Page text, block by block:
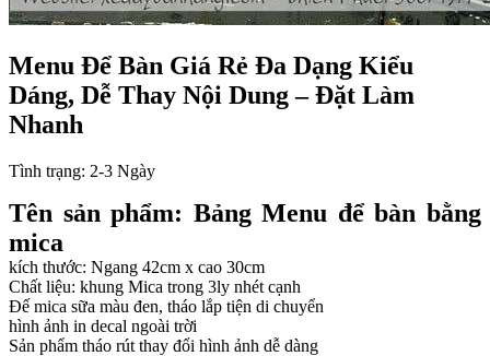
Menu Để Bàn Giá Rẻ Đa Dạng Kiểu
Dáng, Dễ Thay Nội Dung – Đặt Làm
Nhanh
Tình trạng: 2-3 Ngày
Tên sản phẩm: Bảng Menu để bàn bằng
mica
kích thước: Ngang 42cm x cao 30cm
Chất liệu: khung Mica trong 3ly nhét cạnh
Đế mica sữa màu đen, tháo lắp tiện di chuyển
hình ảnh in decal ngoài trời
Sản phẩm tháo rút thay đổi hình ảnh dễ dàng